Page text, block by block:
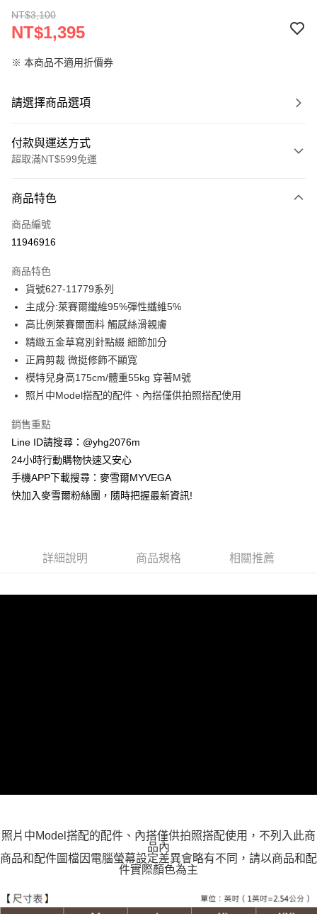
NT$3,100
NT$1,395
※ 本商品不適用折價券
請選擇商品選項
付款與運送方式
超取滿NT$599免運
信用卡一次付款
信用卡分期付款
合作金庫商業銀行
華南商業銀行
上海商業儲蓄銀行
台北富邦商業銀行
國泰世華商業銀行
臺灣中小企業銀行
匯豐（台灣）商業銀行
聯邦商業銀行
元大商業銀行
永豐商業銀行
玉山商業銀行
星展（台灣）商業銀行
台灣樂天信用卡公司
超商取貨付款
LINE Pay
Apple Pay
街口支付
貨到付款
運送方式
全家取貨付款
每筆NT$100，滿NT$599(含以上)免運費
每筆NT$120
商品特色
商品編號
11946916
商品特色
貨號627-11779系列
主成分:萊賽爾纖維95%彈性纖維5%
高比例萊賽爾面料 觸感絲滑親膚
精緻五金草寫別針點綴 細節加分
正肩剪裁 微挺修飾不顯寬
模特兒身高175cm/體重55kg 穿著M號
照片中Model搭配的配件、內搭僅供拍照搭配使用
銷售重點
Line ID請搜尋：@yhg2076m
24小時行動購物快速又安心
手機APP下載搜尋：麥雪爾MYVEGA
快加入麥雪爾粉絲團，隨時把握最新資訊!
詳細說明 商品規格 相關推薦
照片中Model搭配的配件、內搭僅供拍照搭配使用，不列入此商
品內
商品和配件圖檔因電腦螢幕設定差異會略有不同，請以商品和配
件實際顏色為主